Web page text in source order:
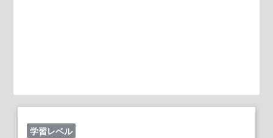
学習レベル